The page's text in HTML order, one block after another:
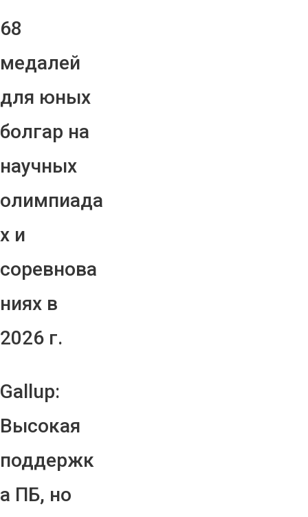
68
медалей
для юных
болгар на
научных
олимпиада
х и
соревнова
ниях в
2026 г.
Gallup:
Высокая
поддержк
а ПБ, но